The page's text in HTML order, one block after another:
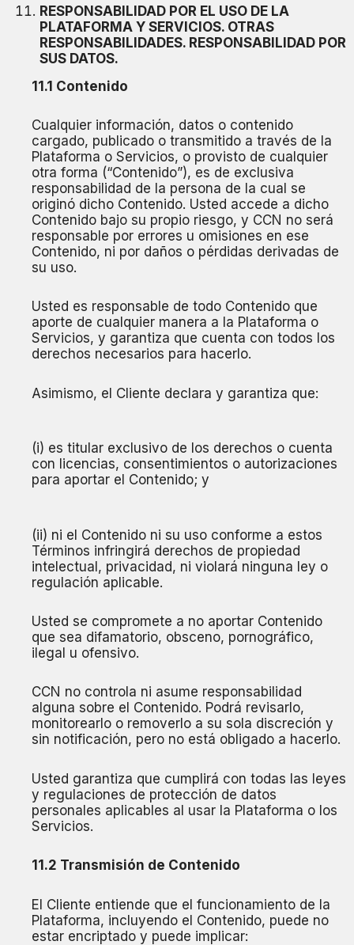
RESPONSABILIDAD POR EL USO DE LA
PLATAFORMA Y SERVICIOS. OTRAS
RESPONSABILIDADES. RESPONSABILIDAD POR
SUS DATOS.
11.1 Contenido
Cualquier información, datos o contenido
cargado, publicado o transmitido a través de la
Plataforma o Servicios, o provisto de cualquier
otra forma (“Contenido”), es de exclusiva
responsabilidad de la persona de la cual se
originó dicho Contenido. Usted accede a dicho
Contenido bajo su propio riesgo, y CCN no será
responsable por errores u omisiones en ese
Contenido, ni por daños o pérdidas derivadas de
su uso.
Usted es responsable de todo Contenido que
aporte de cualquier manera a la Plataforma o
Servicios, y garantiza que cuenta con todos los
derechos necesarios para hacerlo.
Asimismo, el Cliente declara y garantiza que:
(i) es titular exclusivo de los derechos o cuenta
con licencias, consentimientos o autorizaciones
para aportar el Contenido; y
(ii) ni el Contenido ni su uso conforme a estos
Términos infringirá derechos de propiedad
intelectual, privacidad, ni violará ninguna ley o
regulación aplicable.
Usted se compromete a no aportar Contenido
que sea difamatorio, obsceno, pornográfico,
ilegal u ofensivo.
CCN no controla ni asume responsabilidad
alguna sobre el Contenido. Podrá revisarlo,
monitorearlo o removerlo a su sola discreción y
sin notificación, pero no está obligado a hacerlo.
Usted garantiza que cumplirá con todas las leyes
y regulaciones de protección de datos
personales aplicables al usar la Plataforma o los
Servicios.
11.2 Transmisión de Contenido
El Cliente entiende que el funcionamiento de la
Plataforma, incluyendo el Contenido, puede no
estar encriptado y puede implicar: